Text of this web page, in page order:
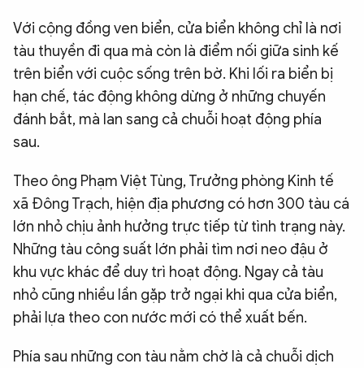
Với cộng đồng ven biển, cửa biển không chỉ là nơi
tàu thuyền đi qua mà còn là điểm nối giữa sinh kế
trên biển với cuộc sống trên bờ. Khi lối ra biển bị
hạn chế, tác động không dừng ở những chuyến
đánh bắt, mà lan sang cả chuỗi hoạt động phía
sau.
Theo ông Phạm Việt Tùng, Trưởng phòng Kinh tế
xã Đông Trạch, hiện địa phương có hơn 300 tàu cá
lớn nhỏ chịu ảnh hưởng trực tiếp từ tình trạng này.
Những tàu công suất lớn phải tìm nơi neo đậu ở
khu vực khác để duy trì hoạt động. Ngay cả tàu
nhỏ cũng nhiều lần gặp trở ngại khi qua cửa biển,
phải lựa theo con nước mới có thể xuất bến.
Phía sau những con tàu nằm chờ là cả chuỗi dịch